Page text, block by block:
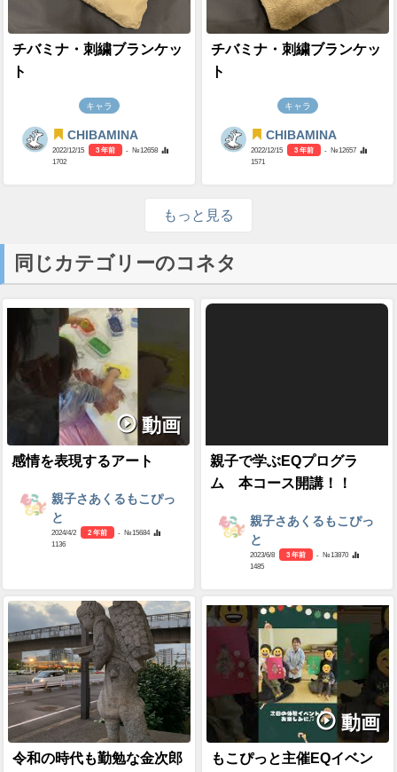
チバミナ・刺繍ブランケッ
ト
キャラ
CHIBAMINA
2022/12/15 3 年前
- №12658
1702
チバミナ・刺繍ブランケッ
ト
キャラ
CHIBAMINA
2022/12/15 3 年前
- №12657
1571
もっと見る
同じカテゴリーのコネタ
動画
感情を表現するアート
親子さあくるもこぴっ
と
2024/4/2 2 年前
- №15684
1136
親子で学ぶEQプログラ
ム 本コース開講！！
親子さあくるもこぴっ
と
2023/6/8 3 年前
- №13870
1485
令和の時代も勤勉な金次郎
動画
もこぴっと主催EQイベン